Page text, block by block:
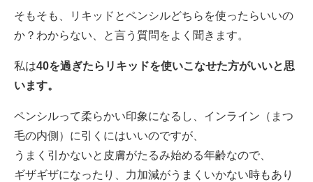
そもそも、リキッドとペンシルどちらを使ったらいいの
か？わからない、と言う質問をよく聞きます。
私は40を過ぎたらリキッドを使いこなせた方がいいと思
います。
ペンシルって柔らかい印象になるし、インライン（まつ
毛の内側）に引くにはいいのですが、
うまく引かないと皮膚がたるみ始める年齢なので、
ギザギザになったり、力加減がうまくいかない時もあり